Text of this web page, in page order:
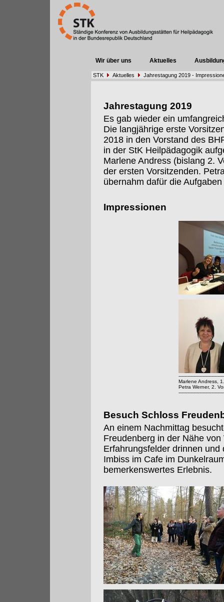
Wir über uns Aktuelles
STK Aktuelles Jahrestagung 2019 -
Jahrestagung 2019
Es gab wieder ein
Die langjährige erste
2018 in den Vorstand des
in der StK Heilpädagogik
Marlene Andress (bislang 2.
der ersten Vorsitzenden.
übernahm dafür die
Impressionen
Marlene Andress,
Petra Werner, 2.
Besuch Schloss
An einem Nachmittag
Freudenberg in der Nähe
Erfahrungsfelder drinnen
Imbiss im Cafe im
bemerkenswertes Erlebnis.